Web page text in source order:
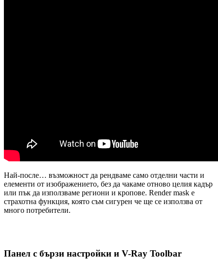
Най-после… възможност да рендваме само отделни части и
елементи от изображението, без да чакаме отново целия кадър
или пък да използваме региони и кропове. Render mask е
страхотна функция, която съм сигурен че ще се използва от
много потребители.
Панел с бързи настройки и V-Ray Toolbar